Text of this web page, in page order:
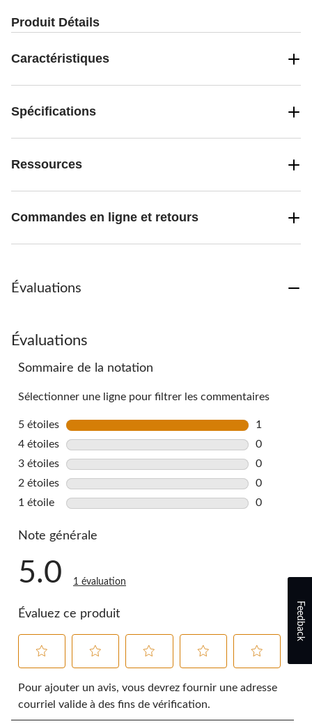
Produit Détails
Caractéristiques
Spécifications
Ressources
Commandes en ligne et retours
Évaluations
Évaluations
Sommaire de la notation
Sélectionner une ligne pour filtrer les commentaires
5 étoiles étoiles
1
1
4 étoiles étoiles
0
0
3 étoiles étoiles
0
0
2 étoiles étoiles
0
0
1 étoile étoiles
0
Note générale
5.0 1 évaluation
Évaluez ce produit
pour
évaluer
pour
évaluer
pour
évaluer
pour
évaluer
pour
Pour ajouter un avis, vous devrez fournir une adresse
courriel valide à des fins de vérification.
Feedback